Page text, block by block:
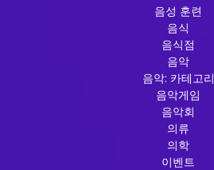
음성 훈련
음식
음식점
음악
음악: 카테고리
음악게임
음악회
의류
의학
이벤트